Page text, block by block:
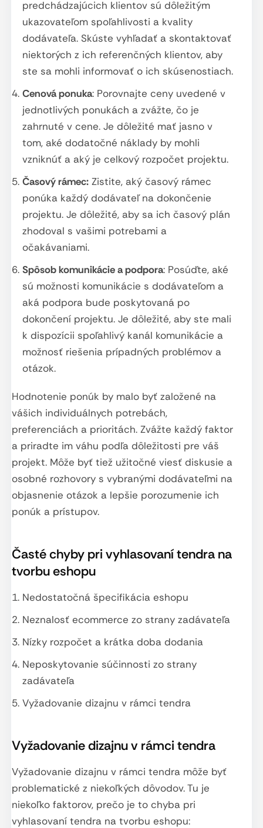
predchádzajúcich klientov sú dôležitým
ukazovateľom spoľahlivosti a kvality
dodávateľa. Skúste vyhľadať a skontaktovať
niektorých z ich referenčných klientov, aby
ste sa mohli informovať o ich skúsenostiach.
Cenová ponuka: Porovnajte ceny uvedené v
jednotlivých ponukách a zvážte, čo je
zahrnuté v cene. Je dôležité mať jasno v
tom, aké dodatočné náklady by mohli
vzniknúť a aký je celkový rozpočet projektu.
Časový rámec:Zistite, aký časový rámec
ponúka každý dodávateľ na dokončenie
projektu. Je dôležité, aby sa ich časový plán
zhodoval s vašimi potrebami a
očakávaniami.
Spôsob komunikácie a podpora: Posúďte, aké
sú možnosti komunikácie s dodávateľom a
aká podpora bude poskytovaná po
dokončení projektu. Je dôležité, aby ste mali
k dispozícii spoľahlivý kanál komunikácie a
možnosť riešenia prípadných problémov a
otázok.
Hodnotenie ponúk by malo byť založené na
vášich individuálnych potrebách,
preferenciách a prioritách. Zvážte každý faktor
a priradte im váhu podľa dôležitosti pre váš
projekt. Môže byť tiež užitočné viesť diskusie a
osobné rozhovory s vybranými dodávateľmi na
objasnenie otázok a lepšie porozumenie ich
ponúk a prístupov.
Časté chyby pri vyhlasovaní tendra na
tvorbu eshopu
Nedostatočná špecifikácia eshopu
Neznalosť ecommerce zo strany zadávateľa
Nízky rozpočet a krátka doba dodania
Neposkytovanie súčinnosti zo strany
zadávateľa
Vyžadovanie dizajnu v rámci tendra
Vyžadovanie dizajnu v rámci tendra
Vyžadovanie dizajnu v rámci tendra môže byť
problematické z niekoľkých dôvodov. Tu je
niekoľko faktorov, prečo je to chyba pri
vyhlasovaní tendra na tvorbu eshopu: